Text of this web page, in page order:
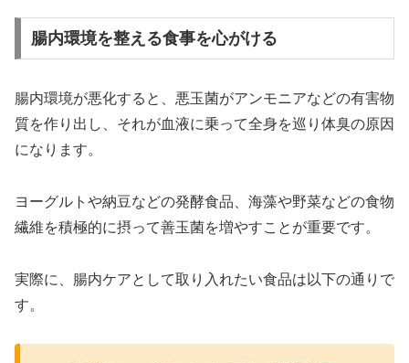
腸内環境を整える食事を心がける
腸内環境が悪化すると、悪玉菌がアンモニアなどの有害物
質を作り出し、それが血液に乗って全身を巡り体臭の原因
になります。
ヨーグルトや納豆などの発酵食品、海藻や野菜などの食物
繊維を積極的に摂って善玉菌を増やすことが重要です。
実際に、腸内ケアとして取り入れたい食品は以下の通りで
す。